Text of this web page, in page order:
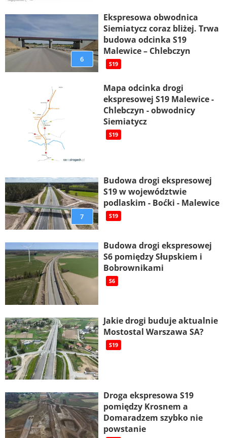
6
Ekspresowa obwodnica
Siemiatycz coraz bliżej. Trwa
budowa odcinka S19
Malewice – Chlebczyn
S19
Mapa odcinka drogi
ekspresowej S19 Malewice -
Chlebczyn - obwodnicy
Siemiatycz
S19
7
Budowa drogi ekspresowej
S19 w województwie
podlaskim - Boćki - Malewice
S19
Budowa drogi ekspresowej
S6 pomiędzy Słupskiem i
Bobrownikami
S6
Jakie drogi buduje aktualnie
Mostostal Warszawa SA?
S19
Droga ekspresowa S19
pomiędzy Krosnem a
Domaradzem szybko nie
powstanie